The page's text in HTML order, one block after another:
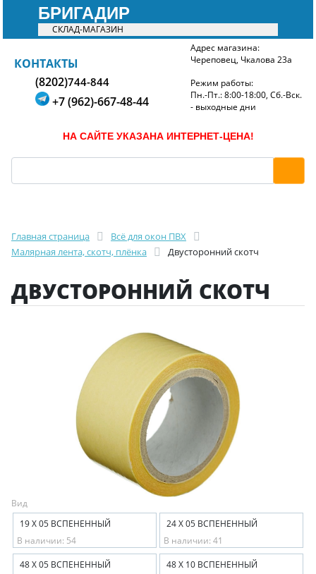
БРИГАДИР
СКЛАД-МАГАЗИН
БРИГАДИР
КОНТАКТЫ
(8202)744-844
+7 (962)-667-48-44
Адрес магазина:
Череповец, Чкалова 23а
Режим работы:
Пн.-Пт.: 8:00-18:00, Сб.-Вск.
- выходные дни
НА САЙТЕ УКАЗАНА ИНТЕРНЕТ-ЦЕНА!
Главная страница
Всё для окон ПВХ
Малярная лента, скотч, плёнка
Двусторонний скотч
ДВУСТОРОННИЙ СКОТЧ
Вид
19 Х 05 ВСПЕНЕННЫЙ
В наличии: 54
24 Х 05 ВСПЕНЕННЫЙ
В наличии: 41
48 Х 05 ВСПЕНЕННЫЙ
48 Х 10 ВСПЕНЕННЫЙ